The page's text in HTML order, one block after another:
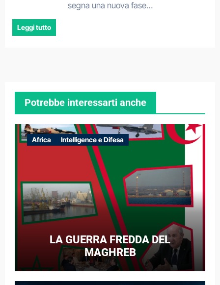
segna una nuova fase…
Leggi tutto
Potrebbe interessarti anche
Africa Intelligence e Difesa
LA GUERRA FREDDA DEL
MAGHREB